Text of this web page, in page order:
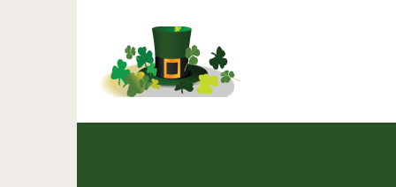
То, как вы держите